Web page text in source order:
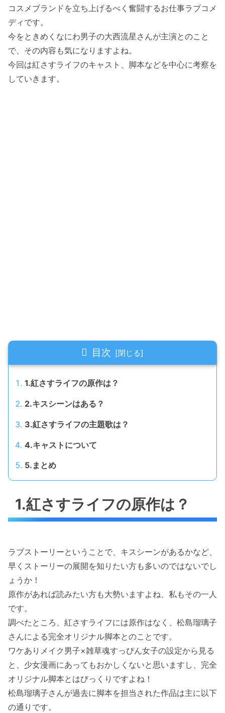
コスメブランドを立ち上げるべく奮闘するお仕事ラブコメ
ディです。
今をときめくなにわ男子の大西流星さんが主演とのこと
で、その内容も気になりますよね。
今回は紅さすライフのキャスト、脚本などを中心に考察を
していきます。
目次
1.紅さすライフの原作は？
2.キスシーンはある？
3.紅さすライフの主題歌は？
4.キャストについて
5.まとめ
1.紅さすライフの原作は？
ラブストーリーということで、キスシーンがあるかなど、
早くストーリーの展開を知りたい方も多いのではないでし
ょうか！
原作があれば読みたい方も大勢いますよね、私もその一人
です。
調べたところ、紅さすライフには原作はなく、松島瑠璃子
さんによる完全オリジナル脚本とのことです。
ワケありメイク男子×雑草魂すっぴん女子の設定から見る
と、少女漫画にあってもおかしくないと思いますし、完全
オリジナル脚本とはびっくりですよね！
松島瑠璃子さんが過去に脚本を担当された作品は主に以下
の通りです。